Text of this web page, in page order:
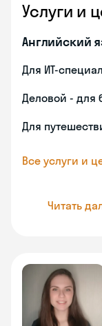
Услуги и
Английский
Для ИТ-
Деловой - для
Для
Все услуги и
Читать